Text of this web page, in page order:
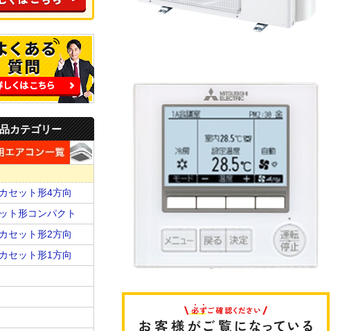
カテゴリー
セット形4方向
ト形コンパクト
セット形2方向
セット形1方向